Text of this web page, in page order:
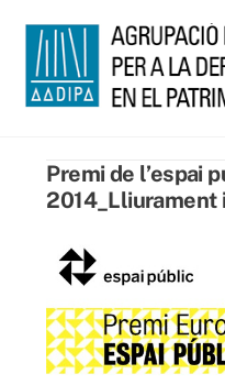
content
Premi de l’espai
2014_Lliurament